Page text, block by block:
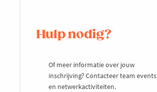
Hulp nodig?
Of meer informatie over jouw
inschrijving? Contacteer team events
en netwerkactiviteiten.